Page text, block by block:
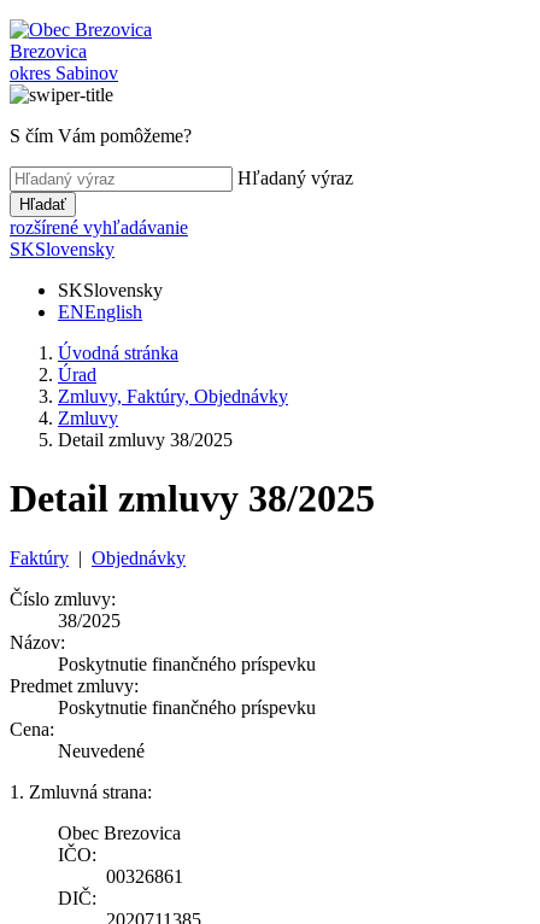
Brezovica
okres Sabinov
S čím Vám pomôžeme?
Hľadaný výraz
Hľadať
rozšírené vyhľadávanie
SKSlovensky
SKSlovensky
ENEnglish
Úvodná stránka
Úrad
Zmluvy, Faktúry, Objednávky
Zmluvy
Detail zmluvy 38/2025
Detail zmluvy 38/2025
Faktúry | Objednávky
Číslo zmluvy:
38/2025
Názov:
Poskytnutie finančného príspevku
Predmet zmluvy:
Poskytnutie finančného príspevku
Cena:
Neuvedené
1. Zmluvná strana:
Obec Brezovica
IČO:
00326861
DIČ:
2020711385